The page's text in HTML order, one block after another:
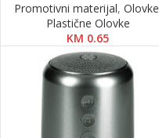
Promotivni materijal, Olovke
Plastične Olovke
KM 0.65